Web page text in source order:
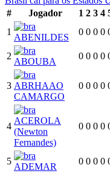
#
Jogador 1 2 3 4
1
ABENILDES
0 0 0 0
2
ABOUBA
0 0 0 0
3 ABRHAAO
CAMARGO
0 0 0 0
4
ACEROLA
(Newton
Fernandes)
0 0 0 0
5
ADEMAR
0 0 0 0